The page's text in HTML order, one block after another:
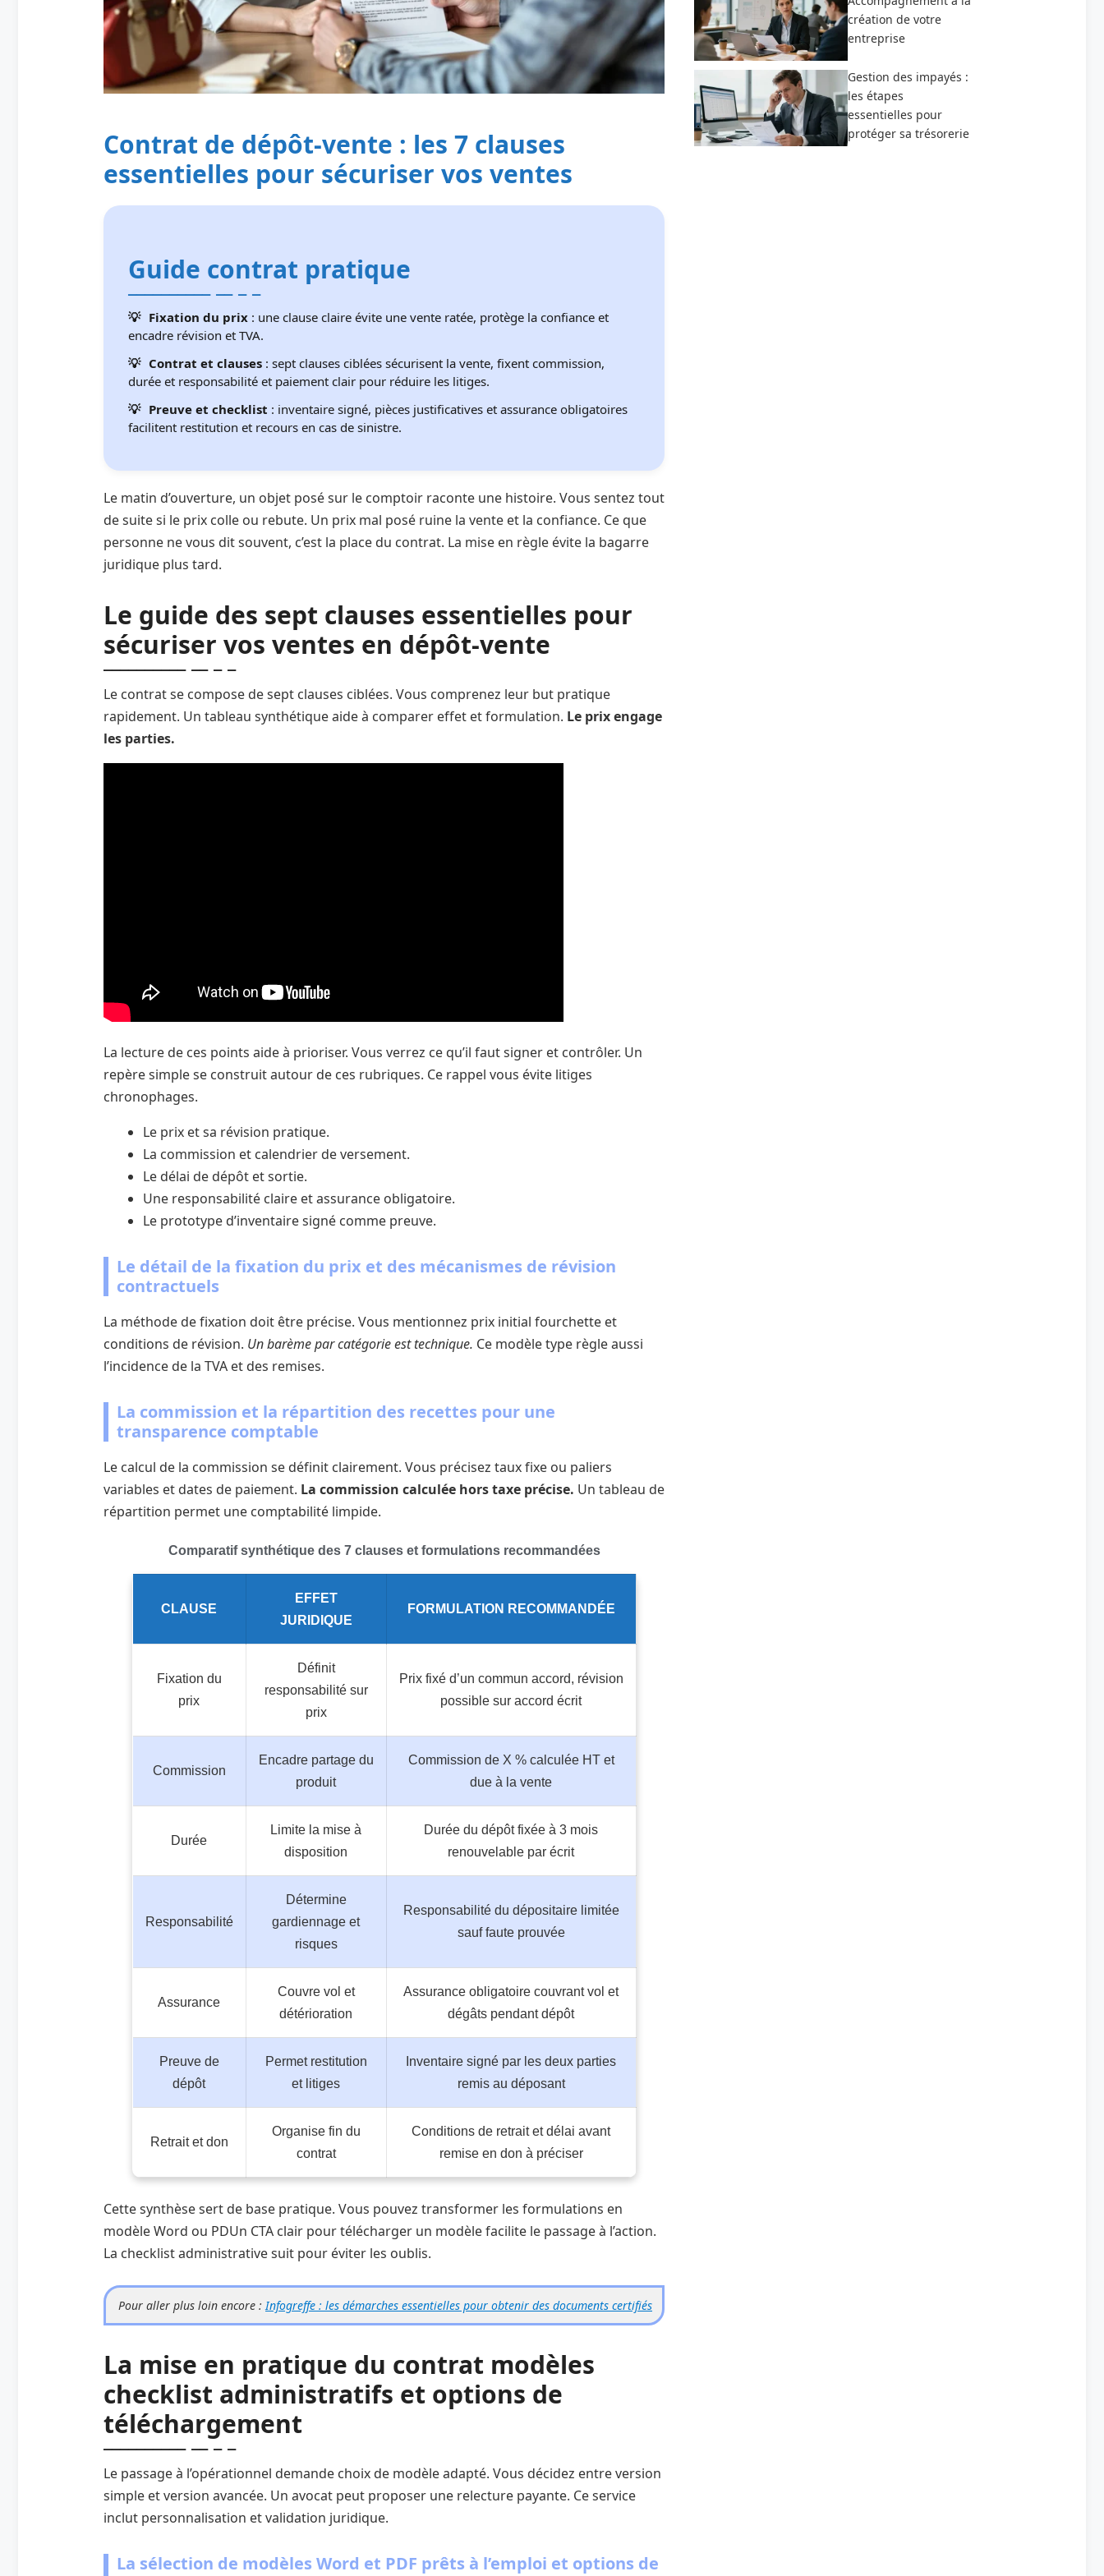
Contrat de dépôt-vente : les 7 clauses
essentielles pour sécuriser vos ventes
Guide contrat pratique
Fixation du prix : une clause claire évite une vente ratée, protège la confiance et
encadre révision et TVA.
Contrat et clauses : sept clauses ciblées sécurisent la vente, fixent commission,
durée et responsabilité et paiement clair pour réduire les litiges.
Preuve et checklist : inventaire signé, pièces justificatives et assurance obligatoires
facilitent restitution et recours en cas de sinistre.
Le matin d’ouverture, un objet posé sur le comptoir raconte une histoire. Vous sentez tout
de suite si le prix colle ou rebute. Un prix mal posé ruine la vente et la confiance. Ce que
personne ne vous dit souvent, c’est la place du contrat. La mise en règle évite la bagarre
juridique plus tard.
Le guide des sept clauses essentielles pour
sécuriser vos ventes en dépôt-vente
Le contrat se compose de sept clauses ciblées. Vous comprenez leur but pratique
rapidement. Un tableau synthétique aide à comparer effet et formulation. Le prix engage
les parties.
La lecture de ces points aide à prioriser. Vous verrez ce qu’il faut signer et contrôler. Un
repère simple se construit autour de ces rubriques. Ce rappel vous évite litiges
chronophages.
Le prix et sa révision pratique.
La commission et calendrier de versement.
Le délai de dépôt et sortie.
Une responsabilité claire et assurance obligatoire.
Le prototype d’inventaire signé comme preuve.
Le détail de la fixation du prix et des mécanismes de révision
contractuels
La méthode de fixation doit être précise. Vous mentionnez prix initial fourchette et
conditions de révision. Un barème par catégorie est technique. Ce modèle type règle aussi
l’incidence de la TVA et des remises.
La commission et la répartition des recettes pour une
transparence comptable
Le calcul de la commission se définit clairement. Vous précisez taux fixe ou paliers
variables et dates de paiement. La commission calculée hors taxe précise. Un tableau de
répartition permet une comptabilité limpide.
Comparatif synthétique des 7 clauses et formulations recommandées
CLAUSE
EFFET
JURIDIQUE
FORMULATION RECOMMANDÉE
Fixation du
prix
Définit
responsabilité sur
prix
Prix fixé d’un commun accord, révision
possible sur accord écrit
Commission
Encadre partage du
produit
Commission de X % calculée HT et
due à la vente
Durée
Limite la mise à
disposition
Durée du dépôt fixée à 3 mois
renouvelable par écrit
Responsabilité
Détermine
gardiennage et
risques
Responsabilité du dépositaire limitée
sauf faute prouvée
Assurance
Couvre vol et
détérioration
Assurance obligatoire couvrant vol et
dégâts pendant dépôt
Preuve de
dépôt
Permet restitution
et litiges
Inventaire signé par les deux parties
remis au déposant
Retrait et don
Organise fin du
contrat
Conditions de retrait et délai avant
remise en don à préciser
Cette synthèse sert de base pratique. Vous pouvez transformer les formulations en
modèle Word ou PDUn CTA clair pour télécharger un modèle facilite le passage à l’action.
La checklist administrative suit pour éviter les oublis.
Pour aller plus loin encore :Infogreffe : les démarches essentielles pour obtenir des documents certifiés
La mise en pratique du contrat modèles
checklist administratifs et options de
téléchargement
Le passage à l’opérationnel demande choix de modèle adapté. Vous décidez entre version
simple et version avancée. Un avocat peut proposer une relecture payante. Ce service
inclut personnalisation et validation juridique.
La sélection de modèles Word et PDF prêts à l’emploi et options de
création de votre
entreprise
Gestion des impayés :
les étapes
essentielles pour
protéger sa trésorerie